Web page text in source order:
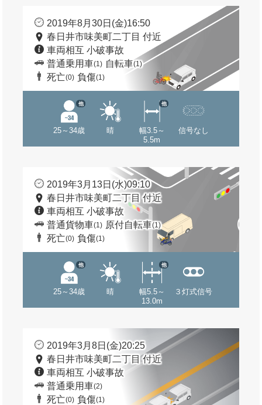
2019年8月30日(金)16:50
春日井市味美町二丁目 付近
車両相互 小破事故
普通乗用車(1) 自転車(1)
死亡(0) 負傷(1)
25～34歳
他
晴
幅3.5～
5.5m
他
信号なし
2019年3月13日(水)09:10
春日井市味美町二丁目 付近
車両相互 小破事故
普通貨物車(1) 原付自転車(1)
死亡(0) 負傷(1)
25～34歳
他
晴
幅5.5～
13.0m
他
３灯式信号
2019年3月8日(金)20:25
春日井市味美町二丁目 付近
車両相互 小破事故
普通乗用車(2)
死亡(0) 負傷(1)